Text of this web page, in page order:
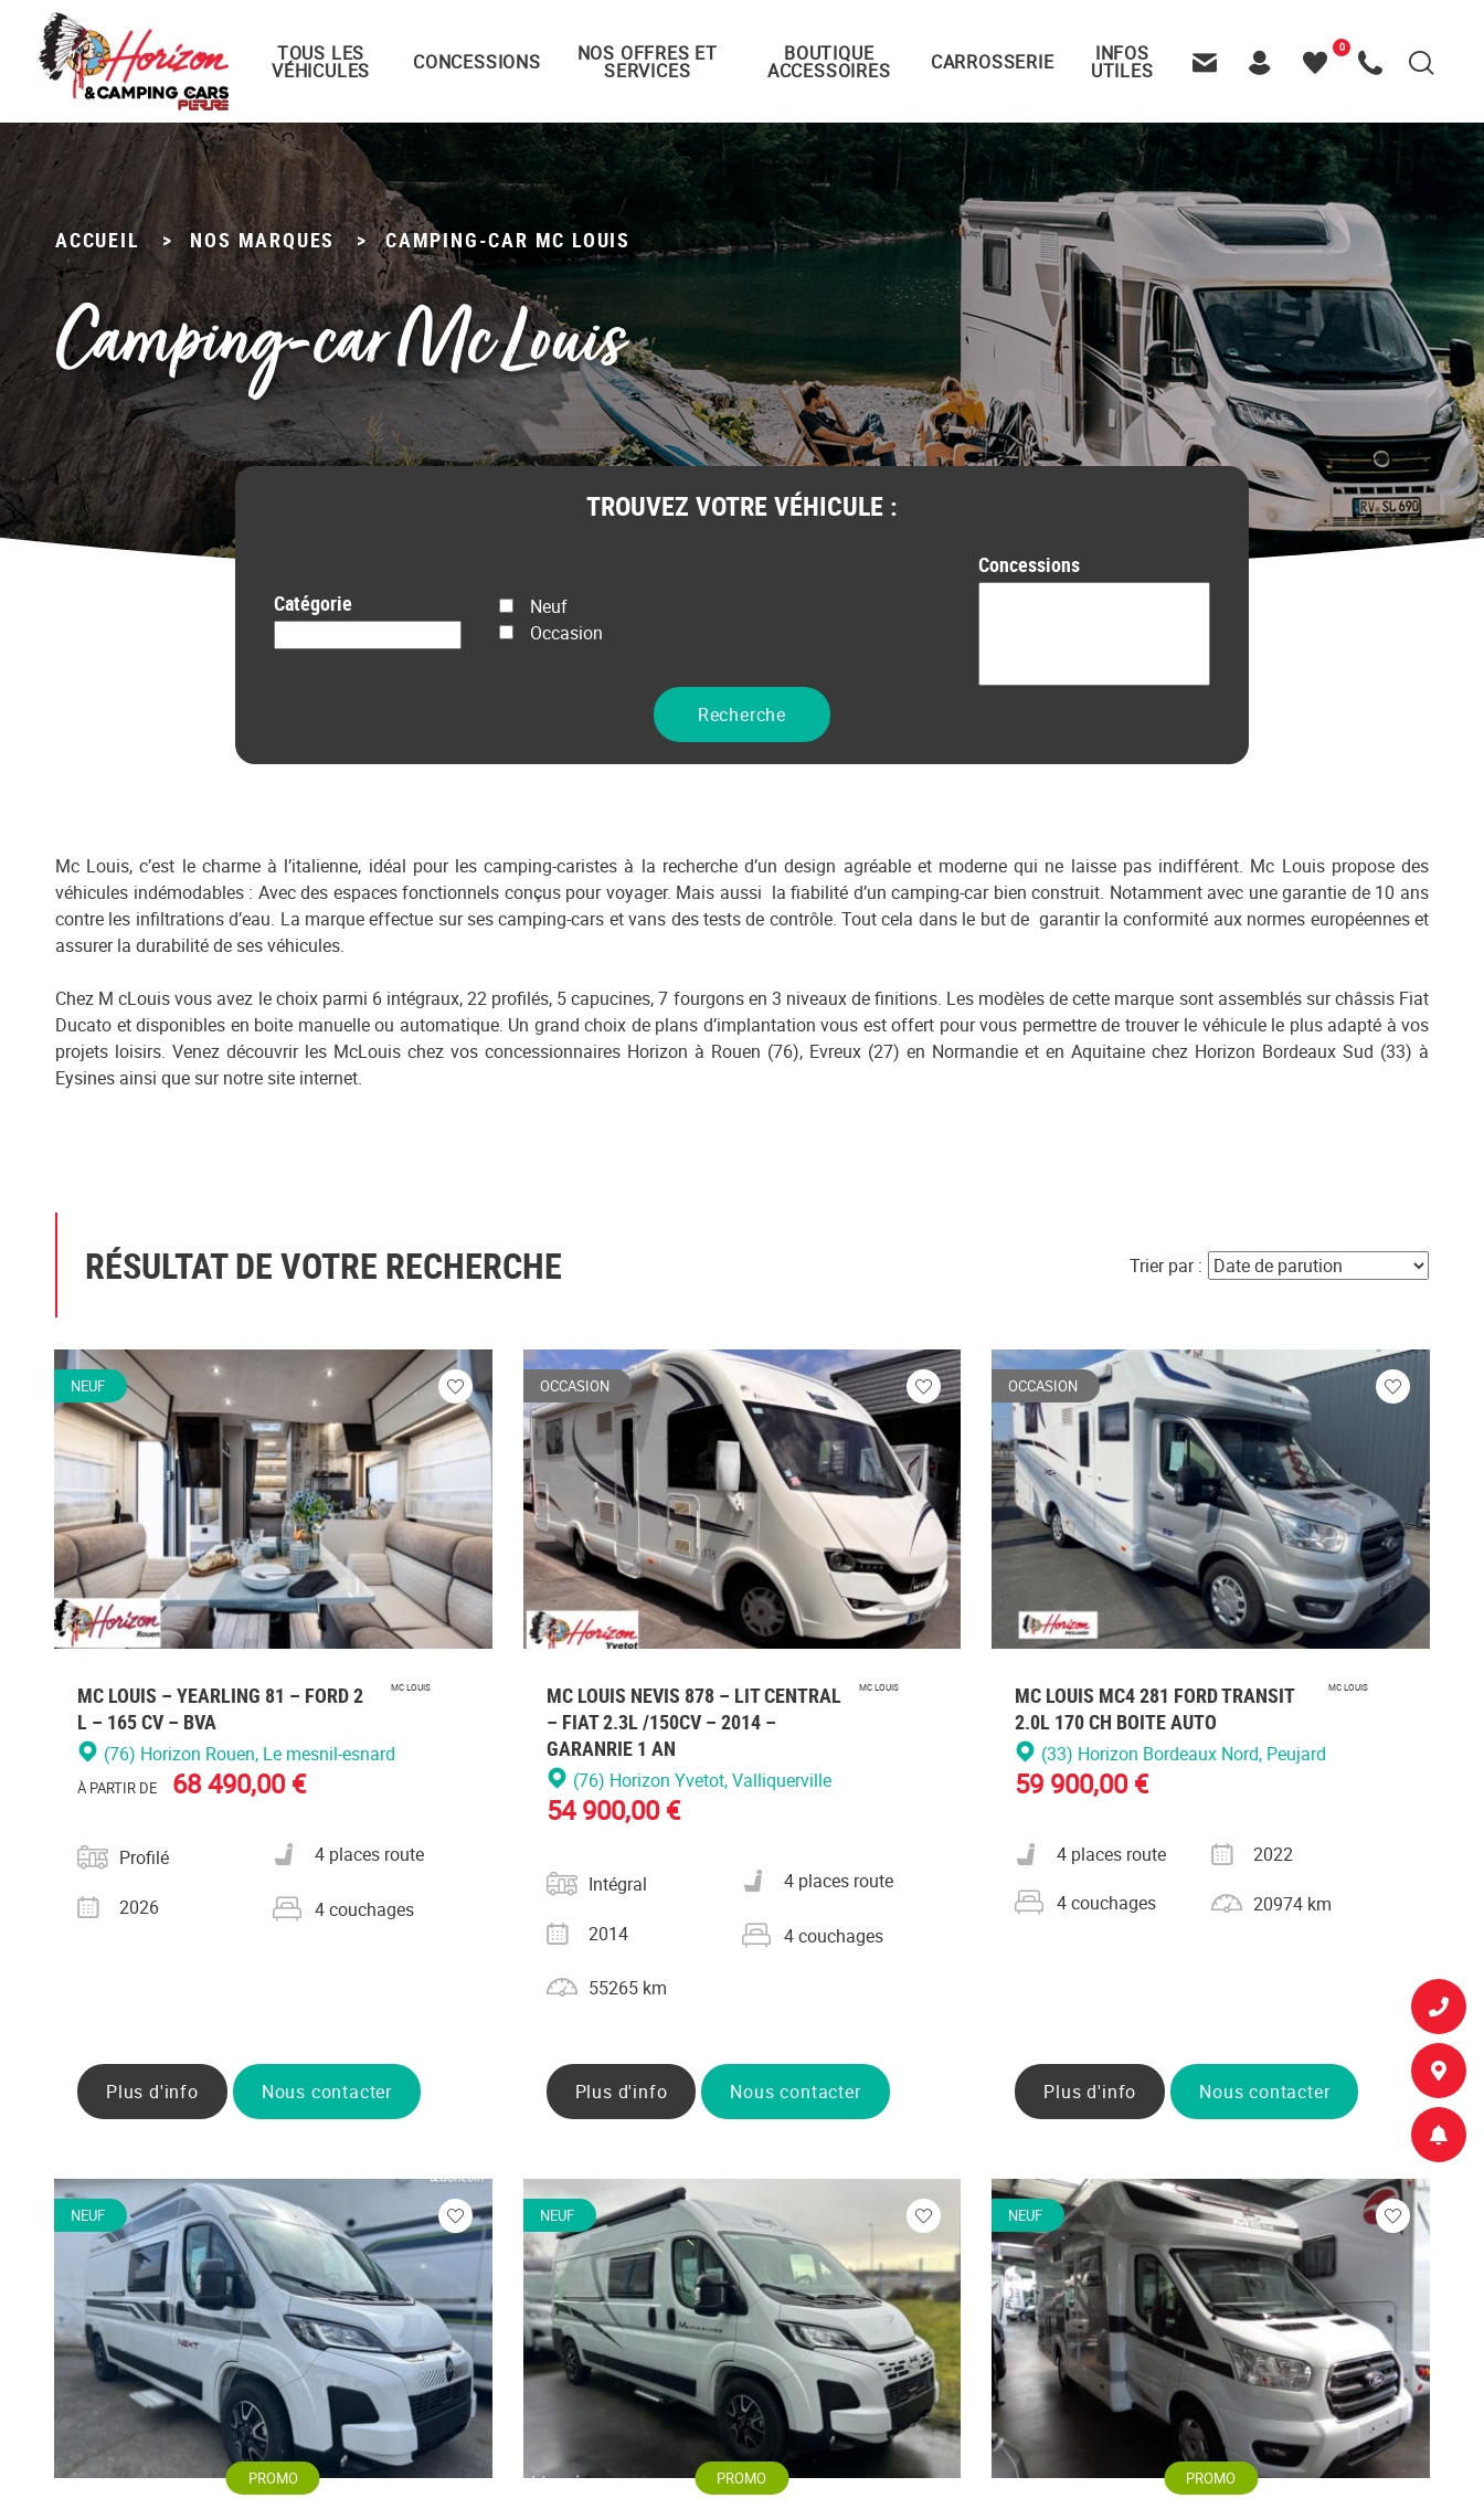
Passer
contenu
Menu principal
TOUS LES
VÉHICULES CONCESSIONS NOS OFFRES ET
SERVICES
BOUTIQUE
ACCESSOIRES CARROSSERIE INFOS
UTILES
Recherche
0
ACCUEIL > NOS MARQUES > CAMPING-CAR MC LOUIS
Camping-car Mc Louis
TROUVEZ VOTRE VÉHICULE :
Catégorie État Neuf
Occasion
Concessions
Recherche
Mc Louis, c’est le charme à l’italienne, idéal pour les camping-caristes à la recherche d’un design agréable et moderne qui ne laisse pas indifférent. Mc Louis propose des
véhicules indémodables : Avec des espaces fonctionnels conçus pour voyager. Mais aussi la fiabilité d’un camping-car bien construit. Notamment avec une garantie de 10 ans
contre les infiltrations d’eau. La marque effectue sur ses camping-cars et vans des tests de contrôle. Tout cela dans le but de garantir la conformité aux normes européennes et
assurer la durabilité de ses véhicules.
Chez M cLouis vous avez le choix parmi 6 intégraux, 22 profilés, 5 capucines, 7 fourgons en 3 niveaux de finitions. Les modèles de cette marque sont assemblés sur châssis Fiat
Ducato et disponibles en boite manuelle ou automatique. Un grand choix de plans d’implantation vous est offert pour vous permettre de trouver le véhicule le plus adapté à vos
projets loisirs. Venez découvrir les McLouis chez vos concessionnaires Horizon à Rouen (76), Evreux (27) en Normandie et en Aquitaine chez Horizon Bordeaux Sud (33) à
Eysines ainsi que sur notre site internet.
RÉSULTAT DE VOTRE RECHERCHE Trier par :
NEUF
Veuillez
vous
connecter
MC LOUIS – YEARLING 81 – FORD 2
L – 165 CV – BVA
MC LOUIS
(76) Horizon Rouen, Le mesnil-esnard
À PARTIR DE 68 490,00 €
Catégorie
Profilé
Nombre de places carte
grise
4 places route
Année2026 Nombre de couchages
4 couchages
Plus d'info Nous contacter
OCCASION
Veuillez
connecter
MC LOUIS NEVIS 878 – LIT CENTRAL
– FIAT 2.3L /150CV – 2014 –
GARANRIE 1 AN
MC LOUIS
(76) Horizon Yvetot, Valliquerville
54 900,00 €
Catégorie
Intégral
Nombre de places carte
grise
4 places route
Année2014 Nombre de couchages
4 couchages
Kilométrage
55265 km
Plus d'info Nous contacter
OCCASION
Veuillez
MC LOUIS MC4 281 FORD TRANSIT
2.0L 170 CH BOITE AUTO
MC LOUIS
(33) Horizon Bordeaux Nord, Peujard
59 900,00 €
Nombre de places carte grise
4 places route Année2022
Nombre de couchages
4 couchages
Kilométrage
20974 km
Plus d'info Nous contacter
NEUF
Veuillez
connecter
PROMO
NEUF
Veuillez
vous
connecter
PROMO
NEUF
Veuillez
PROMO